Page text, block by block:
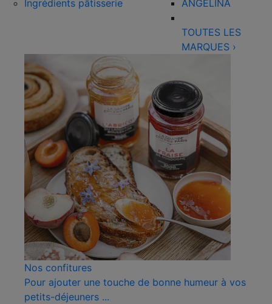
Ingrédients pâtisserie
ANGELINA
TOUTES LES
MARQUES ›
Nos confitures
Pour ajouter une touche de bonne humeur à vos
petits-déjeuners ...